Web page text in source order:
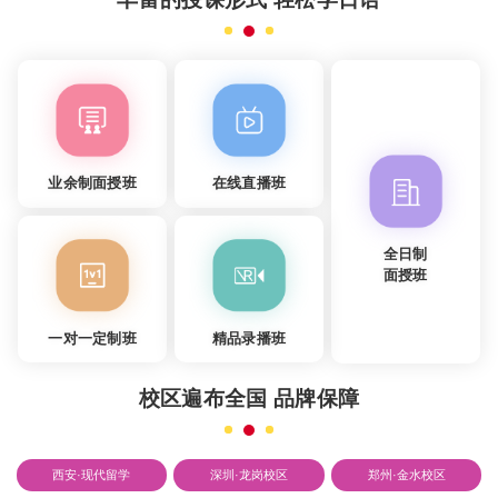
业余制面授班 在线直播班
全日制
面授班
一对一定制班 精品录播班
校区遍布全国 品牌保障
西安·现代留学 深圳·龙岗校区 郑州·金水校区